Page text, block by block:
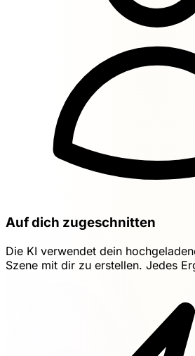
Auf dich zugeschnitten
Die KI verwendet dein
Szene mit dir zu erstellen. Jedes